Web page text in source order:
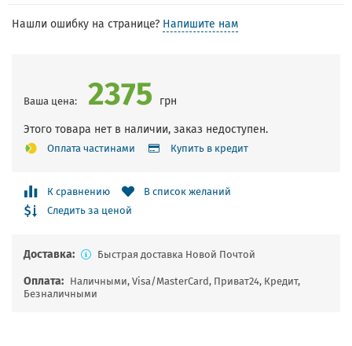
Нашли ошибку на странице? Напишите нам
Ваша цена: 2375 грн
Этого товара нет в наличии, заказ недоступен.
Оплата частинами Купить в кредит
К сравнению
В список желаний
Следить за ценой
Доставка: Быстрая доставка Новой Почтой
Оплата: Наличными, Visa/MasterCard, Приват24, Кредит,
Безналичными